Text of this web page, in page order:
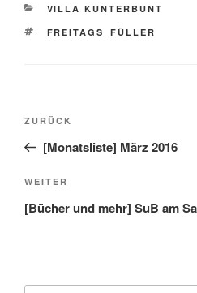
KATEGORIEN
VILLA KUNTERBUNT
SCHLAGWÖRTER
FREITAGS_FÜLLER
Beitragsnavigation
Vorheriger
Beitrag
ZURÜCK
[Monatsliste] März 2016
Nächster
Beitrag
WEITER
[Bücher und mehr] SuB am